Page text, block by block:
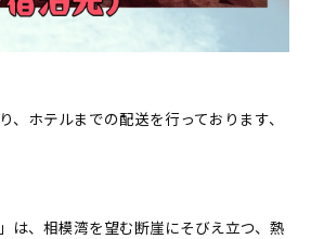
、ホテルまでの配送を行っております、
」は、相模湾を望む断崖にそびえ立つ、熱